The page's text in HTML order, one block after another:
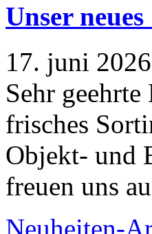
Unser
17. juni 2026
Sehr
frisches
Objekt- und
freuen uns
Neuheiten-